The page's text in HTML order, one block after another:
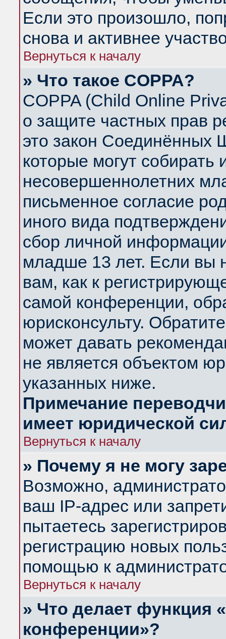
Если это произошло,
снова и активнее
Вернуться к началу
» Что такое COPPA?
COPPA (Child Online
о защите частных прав
это закон Соединённых
которые могут
несовершеннолетних
письменное согласие
иного вида
сбор личной
младше 13 лет. Если вы
вам, как к
самой конференции,
юрисконсульту.
может давать
не является объектом
указанных ниже.
Примечание
имеет юридической
Вернуться к началу
» Почему я не могу
Возможно,
ваш IP-адрес или
пытаетесь
регистрацию новых
помощью к
Вернуться к началу
» Что делает функция
конференции»?